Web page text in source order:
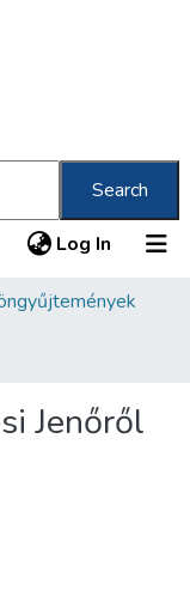
Search
Log In (current)
Jenőről